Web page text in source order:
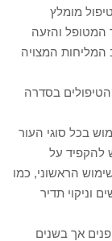
מומלץ
המטופל והזעה
המליחות המצויה
הינה בין 14-28 יום בין הטיפולים בסדרה
בכל סוגי העור
להקפיד על
הראשוני, כמו
וניקוי תדיר
אך בשנים